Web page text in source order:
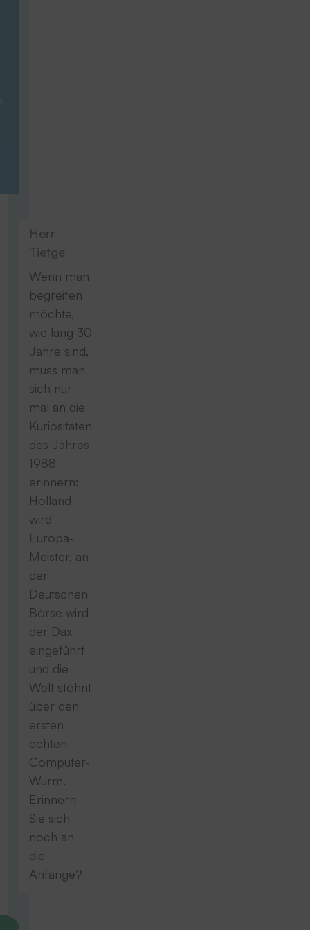
Herr
Tietge
Wenn man
begreifen
möchte,
wie lang 30
Jahre sind,
muss man
sich nur
mal an die
Kuriositäten
des Jahres
1988
erinnern:
Holland
wird
Europa-
Meister, an
der
Deutschen
Börse wird
der Dax
eingeführt
und die
Welt stöhnt
über den
ersten
echten
Computer-
Wurm.
Erinnern
Sie sich
noch an
die
Anfänge?